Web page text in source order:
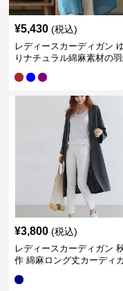
¥5,430 (税込)
レディースカーディガン
りナチュラル綿麻素材の羽
¥3,800 (税込)
レディースカーディガン
作 綿麻ロング丈カーディ